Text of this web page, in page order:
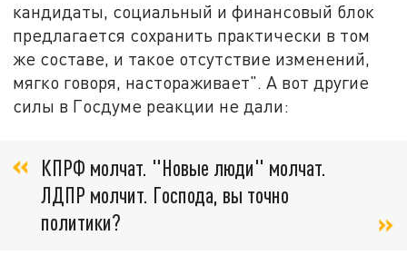
кандидаты, социальный и финансовый блок
предлагается сохранить практически в том
же составе, и такое отсутствие изменений,
мягко говоря, настораживает". А вот другие
силы в Госдуме реакции не дали:
КПРФ молчат. "Новые люди" молчат.
ЛДПР молчит. Господа, вы точно
политики?